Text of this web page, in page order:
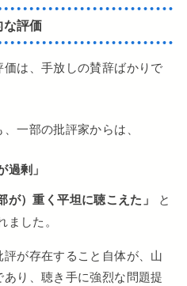
評価
は、手放しの賛辞ばかりで
一部の批評家からは、
過剰」
が）重く平坦に聴こえた」
と
した。
が存在すること自体が、山
り、聴き手に強烈な問題提